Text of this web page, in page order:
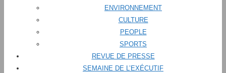
ENVIRONNEMENT
CULTURE
PEOPLE
SPORTS
REVUE DE PRESSE
SEMAINE DE L’EXÉCUTIF